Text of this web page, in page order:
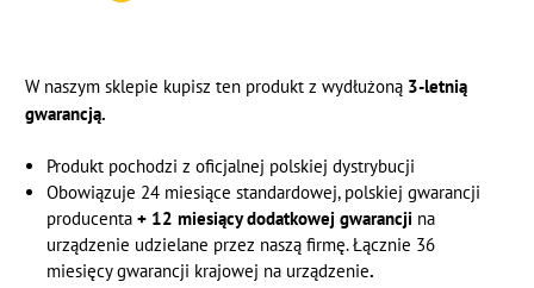
W naszym sklepie kupisz ten produkt z wydłużoną 3-letnią
gwarancją.
Produkt pochodzi z oficjalnej polskiej dystrybucji
Obowiązuje 24 miesiące standardowej, polskiej gwarancji
producenta + 12 miesiący dodatkowej gwarancji na
urządzenie udzielane przez naszą firmę. Łącznie 36
miesięcy gwarancji krajowej na urządzenie.